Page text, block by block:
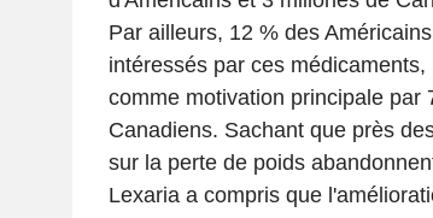
Par ailleurs, 12 % des
intéressés par ces
comme motivation principale par
Canadiens. Sachant que près
sur la perte de poids
Lexaria a compris que